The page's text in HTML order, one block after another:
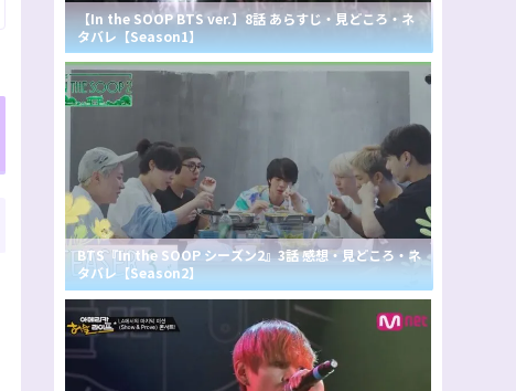
【In the SOOP BTS ver.】8話 あらすじ・見どころ・ネ
タバレ【Season1】
BTS『In the SOOP シーズン2』3話 感想・見どころ・ネ
タバレ【Season2】